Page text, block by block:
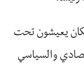
حوالي 85٪ من السكان يعيشون تحت
والسياسي